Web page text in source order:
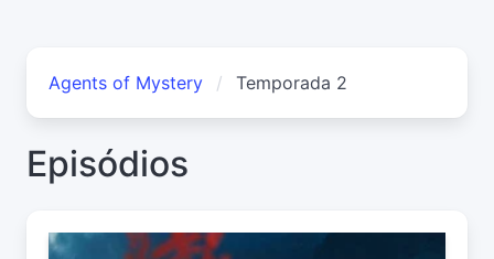
Agents of Mystery Temporada 2
Episódios